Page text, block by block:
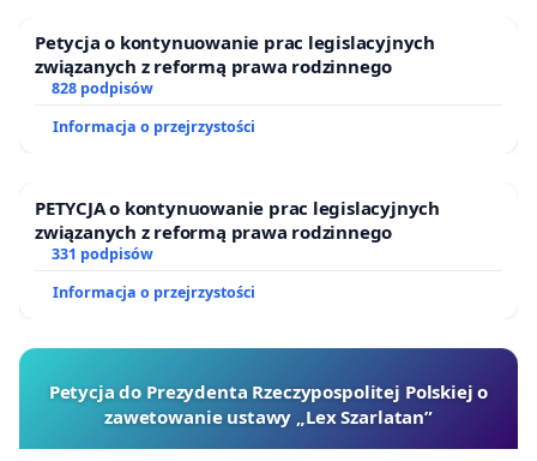
Petycja o kontynuowanie prac legislacyjnych
związanych z reformą prawa rodzinnego
828 podpisów
Informacja o przejrzystości
PETYCJA o kontynuowanie prac legislacyjnych
związanych z reformą prawa rodzinnego
331 podpisów
Informacja o przejrzystości
Petycja do Prezydenta Rzeczypospolitej Polskiej o
zawetowanie ustawy „Lex Szarlatan”